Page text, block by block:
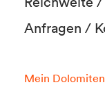
Anfragen /
Mein